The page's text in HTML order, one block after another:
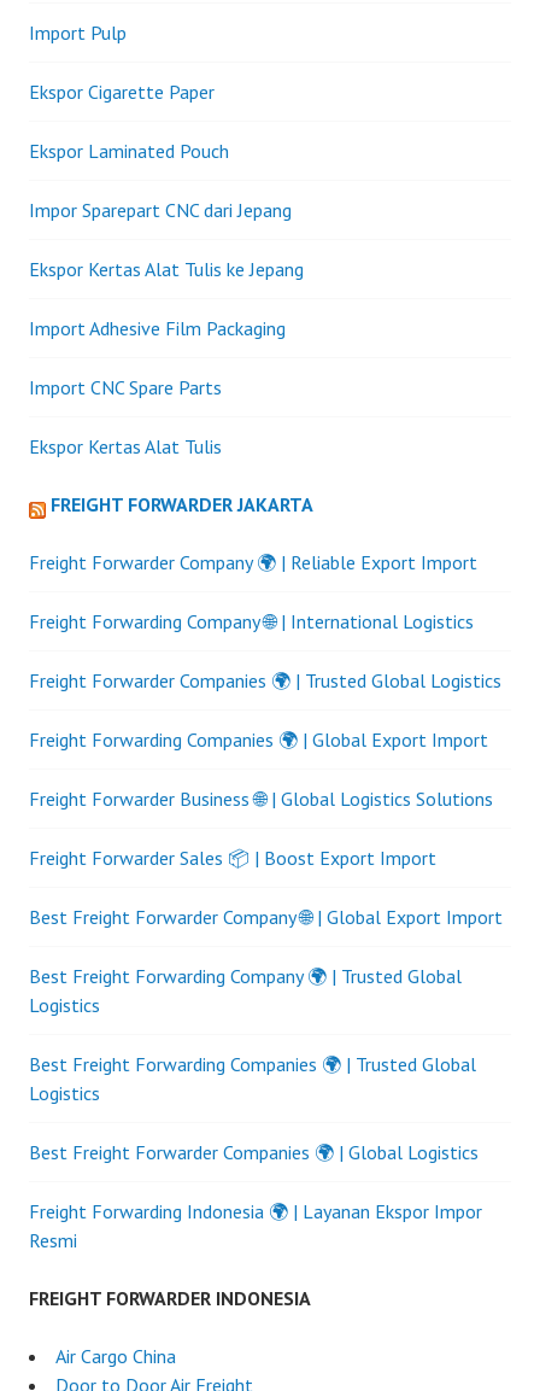
Import Pulp
Ekspor Cigarette Paper
Ekspor Laminated Pouch
Impor Sparepart CNC dari Jepang
Ekspor Kertas Alat Tulis ke Jepang
Import Adhesive Film Packaging
Import CNC Spare Parts
Ekspor Kertas Alat Tulis
FREIGHT FORWARDER JAKARTA
Freight Forwarder Company 🌍 | Reliable Export Import
Freight Forwarding Company 🌐 | International Logistics
Freight Forwarder Companies 🌍 | Trusted Global Logistics
Freight Forwarding Companies 🌍 | Global Export Import
Freight Forwarder Business 🌐 | Global Logistics Solutions
Freight Forwarder Sales 📦 | Boost Export Import
Best Freight Forwarder Company 🌐 | Global Export Import
Best Freight Forwarding Company 🌍 | Trusted Global
Logistics
Best Freight Forwarding Companies 🌍 | Trusted Global
Logistics
Best Freight Forwarder Companies 🌍 | Global Logistics
Freight Forwarding Indonesia 🌍 | Layanan Ekspor Impor
Resmi
FREIGHT FORWARDER INDONESIA
Air Cargo China
Door to Door Air Freight